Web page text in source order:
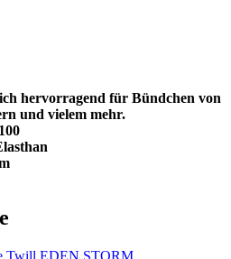
hervorragend für Bündchen von
und vielem mehr.